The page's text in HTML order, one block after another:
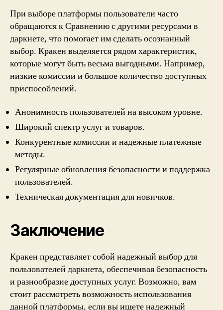
При выборе платформы пользователи часто
обращаются к Сравнению с другими ресурсами в
даркнете, что помогает им сделать осознанный
выбор. Кракен выделяется рядом характеристик,
которые могут быть весьма выгодными. Например,
низкие комиссии и большое количество доступных
приспособлений.
Анонимность пользователей на высоком уровне.
Широкий спектр услуг и товаров.
Конкурентные комиссии и надежные платежные
методы.
Регулярные обновления безопасности и поддержка
пользователей.
Техническая документация для новичков.
Заключение
Кракен представляет собой надежный выбор для
пользователей даркнета, обеспечивая безопасность
и разнообразие доступных услуг. Возможно, вам
стоит рассмотреть возможность использования
данной платформы, если вы ищете надежный